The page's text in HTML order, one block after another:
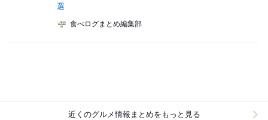
選
食べログまとめ編集部
近くのグルメ情報まとめをもっと見る